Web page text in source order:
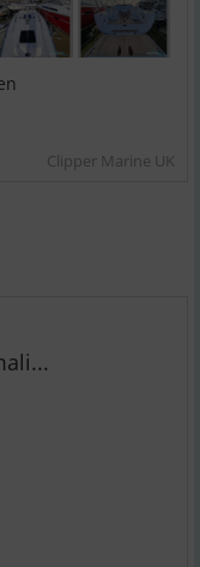
Clipper Marine UK